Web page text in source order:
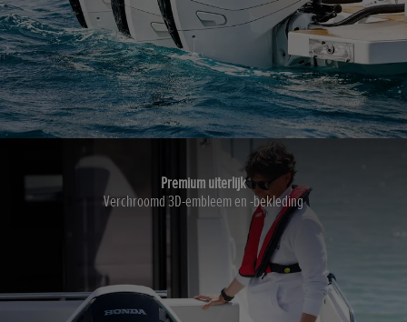
Premium uiterlijk
Verchroomd 3D-embleem en -bekleding